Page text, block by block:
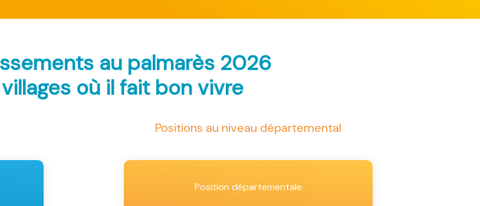
au palmarès 2026
où il fait bon vivre
Positions au niveau départemental
Position départementale